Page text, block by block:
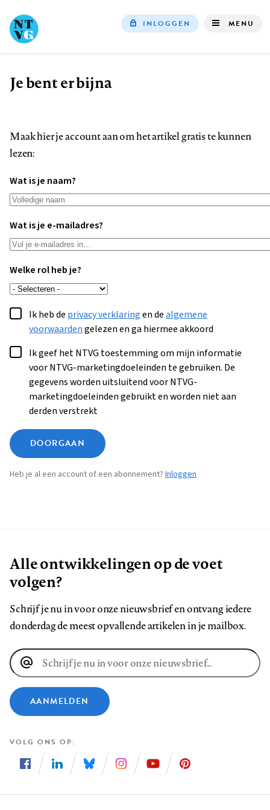
INLOGGEN MENU
Kruimelpad
Je bent er bijna
Maak hier je account aan om het artikel gratis te kunnen
lezen:
Wat is je naam?
Wat is je e-mailadres?
Welke rol heb je?
Ik heb de privacy verklaringen dealgemene
voorwaardengelezen en ga hiermee akkoord
Ik geef het NTVG toestemming om mijn informatie
voor NTVG-marketingdoeleinden te gebruiken. De
gegevens worden uitsluitend voor NTVG-
marketingdoeleinden gebruikt en worden niet aan
derden verstrekt
DOORGAAN
Heb je al een account of een abonnement? Inloggen
Alle ontwikkelingen op de voet
volgen?
Schrijf je nu in voor onze nieuwsbrief en ontvang iedere
donderdag de meest opvallende artikelen in je mailbox.
E-
mailadres
AANMELDEN
VOLG ONS OP
ons
ons
ons
ons
ons
ons